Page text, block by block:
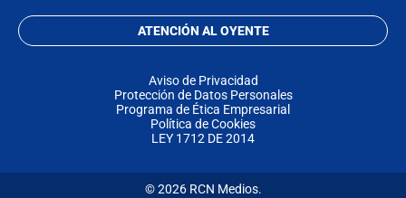
ATENCIÓN AL OYENTE
Aviso de Privacidad
Protección de Datos Personales
Programa de Ética Empresarial
Política de Cookies
LEY 1712 DE 2014
© 2026 RCN Medios.